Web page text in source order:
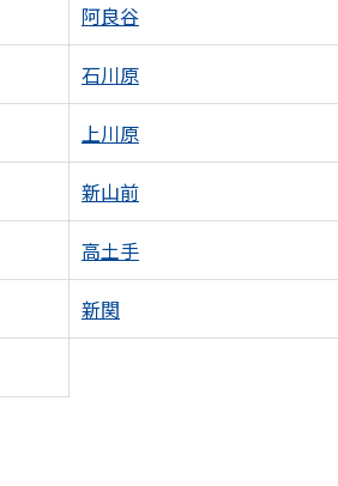
阿良谷
石川原
上川原
新山前
高土手
新関